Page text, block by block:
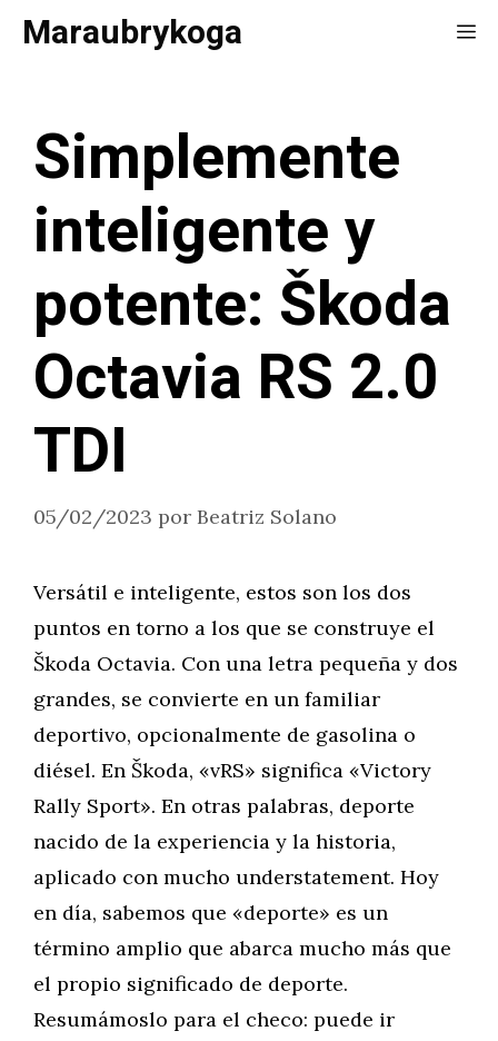
SaltarMaraubrykoga
Simplemente
inteligente y
potente: Škoda
Octavia RS 2.0
TDI
05/02/2023 por Beatriz Solano
Versátil e inteligente, estos son los dos
puntos en torno a los que se construye el
Škoda Octavia. Con una letra pequeña y dos
grandes, se convierte en un familiar
deportivo, opcionalmente de gasolina o
diésel. En Škoda, «vRS» significa «Victory
Rally Sport». En otras palabras, deporte
nacido de la experiencia y la historia,
aplicado con mucho understatement. Hoy
en día, sabemos que «deporte» es un
término amplio que abarca mucho más que
el propio significado de deporte.
Resumámoslo para el checo: puede ir